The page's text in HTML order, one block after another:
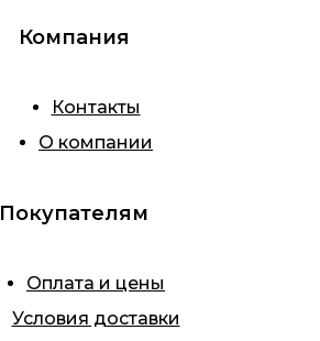
Компания
Контакты
О компании
Покупателям
Оплата и цены
Условия доставки